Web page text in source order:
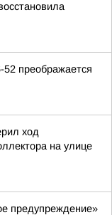
преображается
ход
на улице
предупреждение»